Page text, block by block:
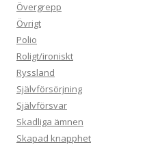
Övergrepp
Övrigt
Polio
Roligt/ironiskt
Ryssland
Självförsörjning
Självförsvar
Skadliga ämnen
Skapad knapphet